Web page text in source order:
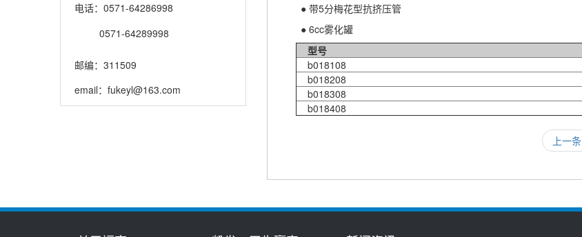
电话： 0571-64286998
0571-64289998
邮编：311509
email： fukeyl@163.com
● 带5分梅花型抗挤压管
● 6cc雾化罐
型号
b018108
b018208
b018308
b018408
上一条